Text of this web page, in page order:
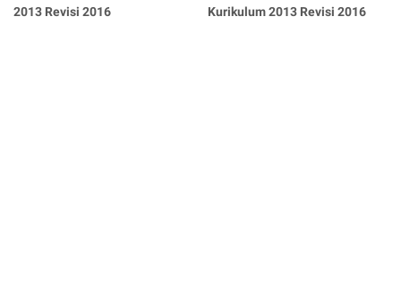
2013 Revisi 2016
Kurikulum 2013 Revisi 2016